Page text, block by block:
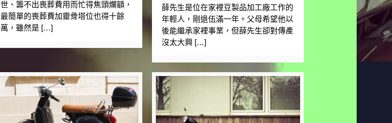
世、籌不出喪葬費用而忙得焦頭爛額，
最簡單的喪葬費加靈骨塔位也得十餘
萬，雖然是 […]
薛先生是位在家裡豆製品加工廠工作的
年輕人，剛退伍滿一年。父母希望他以
後能繼承家裡事業，但薛先生卻對傳產
沒太大興 […]